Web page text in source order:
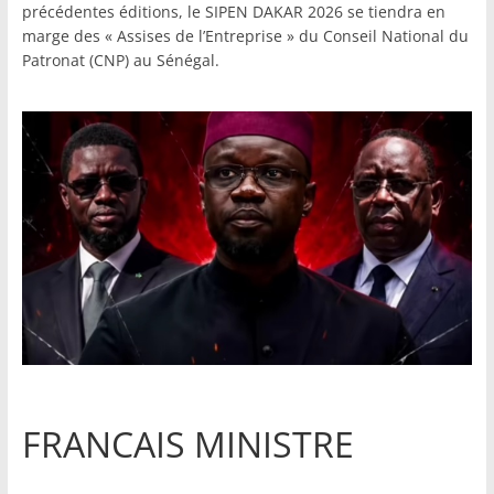
précédentes éditions, le SIPEN DAKAR 2026 se tiendra en
marge des « Assises de l’Entreprise » du Conseil National du
Patronat (CNP) au Sénégal.
FRANCAIS MINISTRE